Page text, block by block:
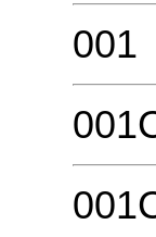
001